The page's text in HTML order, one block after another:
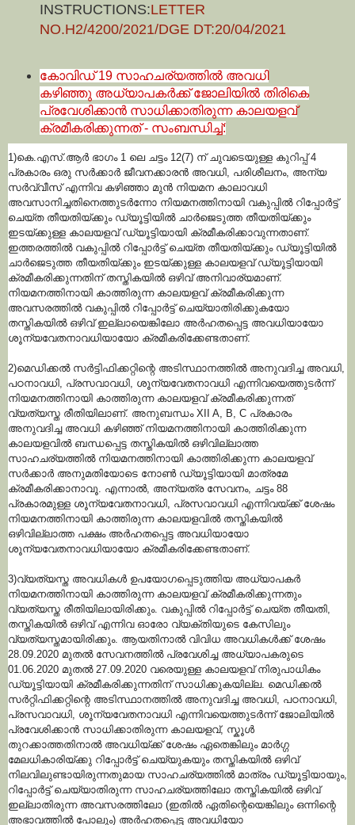
INSTRUCTIONS:LETTER
NO.H2/4200/2021/DGE DT:20/04/2021
കോവിഡ് 19 സാഹചര്യത്തിൽ അവധി
കഴിഞ്ഞു അധ്യാപകർക്ക് ജോലിയിൽ തിരികെ
പ്രവേശിക്കാൻ സാധിക്കാതിരുന്ന കാലയളവ്
ക്രമീകരിക്കുന്നത് - സംബന്ധിച്ച്:
1)കെ.എസ്.ആർ ഭാഗം 1 ലെ ചട്ടം 12(7) ന് ചുവടെയുള്ള കുറിപ്പ് 4
പ്രകാരം ഒരു സർക്കാർ ജീവനക്കാരൻ അവധി, പരിശീലനം, അന്യ
സർവ്വീസ് എന്നിവ കഴിഞ്ഞാ മുൻ നിയമന കാലാവധി
അവസാനിച്ചതിനെത്തുടർന്നോ നിയമനത്തിനായി വകുപ്പിൽ റിപ്പോർട്ട്
ചെയ്ത തീയതിയ്ക്കും ഡ്യൂട്ടിയിൽ ചാർജെടുത്ത തീയതിയ്ക്കും
ഇടയ്ക്കുള്ള കാലയളവ് ഡ്യൂട്ടിയായി ക്രമീകരിക്കാവുന്നതാണ്.
ഇത്തരത്തിൽ വകുപ്പിൽ റിപ്പോർട്ട് ചെയ്ത തീയതിയ്ക്കും ഡ്യൂട്ടിയിൽ
ചാർജെടുത്ത തീയതിയ്ക്കും ഇടയ്ക്കുള്ള കാലയളവ് ഡ്യൂട്ടിയായി
ക്രമീകരിക്കുന്നതിന് തസ്തികയിൽ ഒഴിവ് അനിവാര്യമാണ്.
നിയമനത്തിനായി കാത്തിരുന്ന കാലയളവ് ക്രമീകരിക്കുന്ന
അവസരത്തിൽ വകുപ്പിൽ റിപ്പോർട്ട് ചെയ്യാതിരിക്കുകയോ
തസ്തികയിൽ ഒഴിവ് ഇല്ലായെങ്കിലോ അർഹതപ്പെട്ട അവധിയായോ
ശൂന്യവേതനാവധിയായോ ക്രമീകരിക്കേണ്ടതാണ്.
2)മെഡിക്കൽ സർട്ടിഫിക്കറ്റിന്റെ അടിസ്ഥാനത്തിൽ അനുവദിച്ച അവധി,
പഠനാവധി, പ്രസവാവധി, ശൂന്യവേതനാവധി എന്നിവയെത്തുടർന്ന്
നിയമനത്തിനായി കാത്തിരുന്ന കാലയളവ് ക്രമീകരിക്കുന്നത്
വ്യത്യസ്ത രീതിയിലാണ്. അനുബന്ധം XII A, B, C പ്രകാരം
അനുവദിച്ച അവധി കഴിഞ്ഞ് നിയമനത്തിനായി കാത്തിരിക്കുന്ന
കാലയളവിൽ ബന്ധപ്പെട്ട തസ്തികയിൽ ഒഴിവില്ലാത്ത
സാഹചര്യത്തിൽ നിയമനത്തിനായി കാത്തിരിക്കുന്ന കാലയളവ്
സർക്കാർ അനുമതിയോടെ നോൺ ഡ്യൂട്ടിയായി മാത്രമേ
ക്രമീകരിക്കാനാവൂ. എന്നാൽ, അന്യത്ര സേവനം, ചട്ടം 88
പ്രകാരമുള്ള ശൂന്യവേതനാവധി, പ്രസവാവധി എന്നിവയ്ക്ക് ശേഷം
നിയമനത്തിനായി കാത്തിരുന്ന കാലയളവിൽ തസ്തികയിൽ
ഒഴിവില്ലാത്ത പക്ഷം അർഹതപ്പെട്ട അവധിയായോ
ശൂന്യവേതനാവധിയായോ ക്രമീകരിക്കേണ്ടതാണ്.
3)വ്യത്യസ്ത അവധികൾ ഉപയോഗപ്പെടുത്തിയ അധ്യാപകർ
നിയമനത്തിനായി കാത്തിരുന്ന കാലയളവ് ക്രമീകരിക്കുന്നതും
വ്യത്യസ്ത രീതിയിലായിരിക്കും. വകുപ്പിൽ റിപ്പോർട്ട് ചെയ്ത തീയതി,
തസ്തികയിൽ ഒഴിവ് എന്നിവ ഓരോ വ്യക്തിയുടെ കേസിലും
വ്യത്യസ്തമായിരിക്കും. ആയതിനാൽ വിവിധ അവധികൾക്ക് ശേഷം
28.09.2020 മുതൽ സേവനത്തിൽ പ്രവേശിച്ച അധ്യാപകരുടെ
01.06.2020 മുതൽ 27.09.2020 വരെയുള്ള കാലയളവ് നിരുപാധികം
ഡ്യൂട്ടിയായി ക്രമീകരിക്കുന്നതിന് സാധിക്കുകയില്ല. മെഡിക്കൽ
സർറ്റിഫിക്കറ്റിന്റെ അടിസ്ഥാനത്തിൽ അനുവദിച്ച അവധി, പഠനാവധി,
പ്രസവാവധി, ശൂന്യവേതനാവധി എന്നിവയെത്തുടർന്ന് ജോലിയിൽ
പ്രവേശിക്കാൻ സാധിക്കാതിരുന്ന കാലയളവ്, സ്കൂൾ
തുറക്കാത്തതിനാൽ അവധിയ്ക്ക് ശേഷം ഏതെങ്കിലും മാർഗ്ഗ
മേലധികാരിയ്ക്കു റിപ്പോർട്ട് ചെയ്യുകയും തസ്തികയിൽ ഒഴിവ്
നിലവിലുണ്ടായിരുന്നതുമായ സാഹചര്യത്തിൽ മാത്രം ഡ്യൂട്ടിയായും,
റിപ്പോർട്ട് ചെയ്യാതിരുന്ന സാഹചര്യത്തിലോ തസ്തികയിൽ ഒഴിവ്
ഇല്ലാതിരുന്ന അവസരത്തിലോ (ഇതിൽ ഏതിന്റെയെങ്കിലും ഒന്നിന്റെ
അഭാവത്തിൽ പോലും) അർഹതപ്പെട്ട അവധിയോ